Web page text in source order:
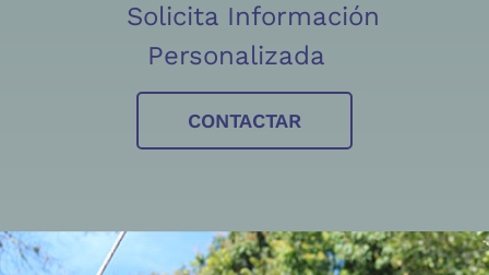
Solicita Información
Personalizada
CONTACTAR